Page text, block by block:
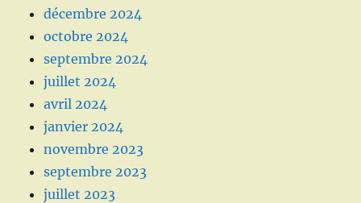
décembre 2024
octobre 2024
septembre 2024
juillet 2024
avril 2024
janvier 2024
novembre 2023
septembre 2023
juillet 2023